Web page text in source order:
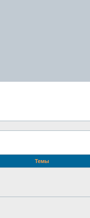
Темы